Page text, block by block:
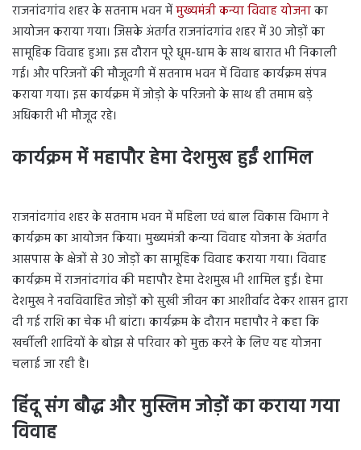
राजनांदगांव शहर के सतनाम भवन मेंमुख्यमंत्री कन्या विवाह योजनाका
आयोजन कराया गया। जिसके अंतर्गत राजनांदगांव शहर में 30 जोड़ों का
सामूहिक विवाह हुआ। इस दौरान पूरे धूम-धाम के साथ बारात भी निकाली
गई। और परिजनों की मौजूदगी में सतनाम भवन में विवाह कार्यक्रम संपन्न
कराया गया। इस कार्यक्रम में जोड़ो के परिजनो के साथ ही तमाम बड़े
अधिकारी भी मौजूद रहे।
कार्यक्रम में महापौर हेमा देशमुख हुईं शामिल
राजनांदगांव शहर के सतनाम भवन में महिला एवं बाल विकास विभाग ने
कार्यक्रम का आयोजन किया। मुख्यमंत्री कन्या विवाह योजना के अंतर्गत
आसपास के क्षेत्रों से 30 जोड़ों का सामूहिक विवाह कराया गया। विवाह
कार्यक्रम में राजनांदगांव की महापौर हेमा देशमुख भी शामिल हुईं। हेमा
देशमुख ने नवविवाहित जोड़ों को सुखी जीवन का आशीर्वाद देकर शासन द्वारा
दी गई राशि का चेक भी बांटा। कार्यक्रम के दौरान महापौर ने कहा कि
खर्चीली शादियों के बोझ से परिवार को मुक्त करने के लिए यह योजना
चलाई जा रही है।
हिंदू संग बौद्ध और मुस्लिम जोड़ों का कराया गया
विवाह